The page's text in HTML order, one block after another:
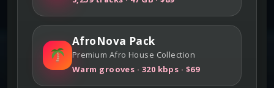
AfroNova Pack
Premium Afro House Collection
Warm grooves · 320 kbps · $69